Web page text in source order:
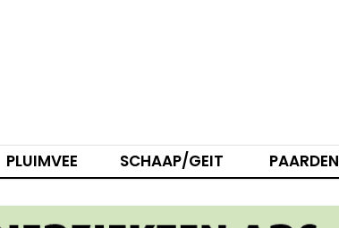
PLUIMVEE SCHAAP/GEIT PAARDEN